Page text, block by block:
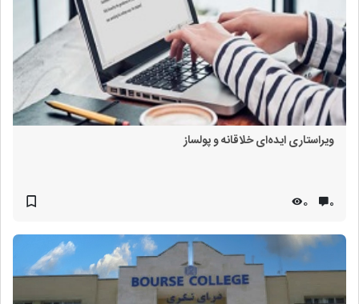
ویراستاری ایده‌ای خلاقانه و پولساز
۰ 0